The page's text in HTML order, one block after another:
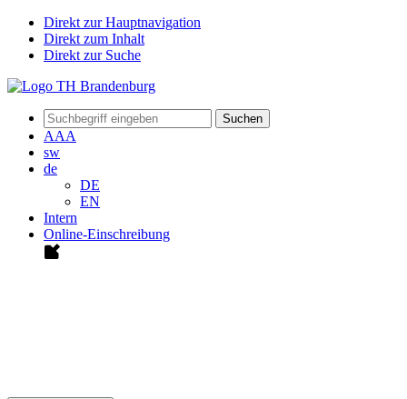
Direkt zur Hauptnavigation
Direkt zum Inhalt
Direkt zur Suche
Suchen
AAA
sw
de
DE
EN
Intern
Online-Einschreibung